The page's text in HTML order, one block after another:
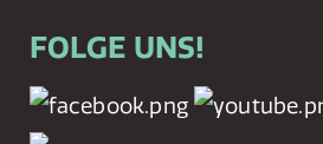
FOLGE UNS!